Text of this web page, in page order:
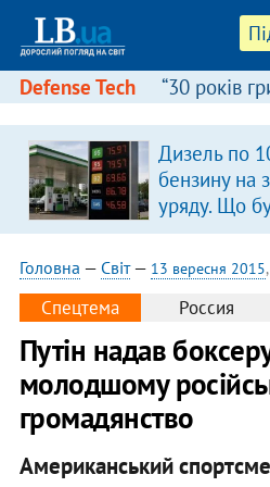
Defense Tech “30 років
Дизель по
бензину на
уряду. Що
пальне?
Головна — Світ— 13 вересня 2015
Спецтема Россия
Путін надав
молодшому
громадянство
Американський